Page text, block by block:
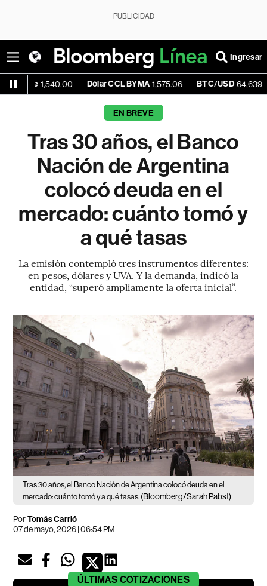
PUBLICIDAD
Ingresar
Dólar CCL BYMA 1,575.06 BTC/USD 64,639.55 -
EN BREVE
Tras 30 años, el Banco
Nación de Argentina
colocó deuda en el
mercado: cuánto tomó y
a qué tasas
La emisión contempló tres instrumentos diferentes:
en pesos, dólares y UVA. Y la demanda, indicó la
entidad, “superó ampliamente la oferta inicial”.
Tras 30 años, el Banco Nación de Argentina colocó deuda en el
mercado: cuánto tomó y a qué tasas. (Bloomberg/Sarah Pabst)
PorTomás Carrió
07 de mayo, 2026 | 06:54 PM
ÚLTIMAS COTIZACIONES